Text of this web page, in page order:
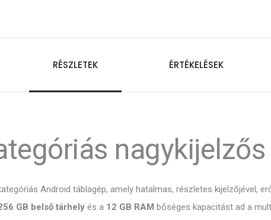
RÉSZLETEK ÉRTÉKELÉSEK
Android táblagép, amely hatalmas, részletes kijelzőjével,
GB belső tárhely és a 12 GB RAM bőséges kapacitást ad a